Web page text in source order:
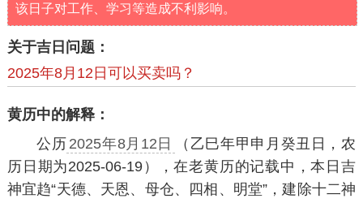
该日子对工作、学习等造成不利影响。
关于吉日问题：
2025年8月12日可以买卖吗？
黄历中的解释：
公历 2025年8月12日
（乙巳年甲申月癸丑日，农
历日期为2025-06-19），在老黄历的记载中，本日吉
神宜趋“天德、天恩、母仓、四相、明堂”，建除十二神